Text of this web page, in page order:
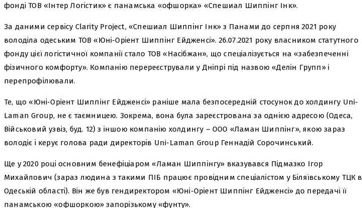
фонді ТОВ «Інтер Логістик» є панамська «офшорка» «Спешиал Шиппінг Інк».
За даними сервісу Clarity Project, «Спешиал Шиппінг Інк» з Панами до серпня 2021 року
володіла одеським ТОВ «Юні-Оріент Шиппінг Ейдженсі». 26.07.2021 року власником статутного
фонду цієї логістичної компанії стало ТОВ «Насібжан», що спеціалізується на «забезпеченні
фізичного комфорту». Компанію перереєстрували у Дніпрі під назвою «Делін Групп» і
перепрофілювали.
Те, що «Юні-Оріент Шиппінг Ейдженсі» раніше мала безпосередній стосунок до холдингу Uni-
Laman Group, не є таємницею. Зокрема, вона була зареєстрована за однією адресою (Одеса,
Військовий узвіз, буд. 12) з іншою компанію холдингу – ООО «Ламан Шиппінг», якою зараз
володіє і керує голова ради директорів Uni-Laman Group Геннадій Сорочинський.
Ще у 2020 році основним бенефіціаром «Ламан Шиппінгу» вказувався Підмазко Ігор
Михайлович (зараз людина з такими ПІБ працює провідним спеціалістом у Біляївському ТЦК в
Одеській області). Він же був гендиректором «Юні-Оріент Шиппінг Ейдженсі» до передачі її
панамською «офшоркою» запорізькому «фунту».